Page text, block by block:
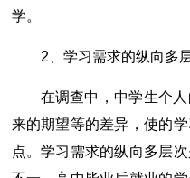
学。
2、学习需求的纵向多
在调查中，中学生个
来的期望等的差异，使的
点。学习需求的纵向多层